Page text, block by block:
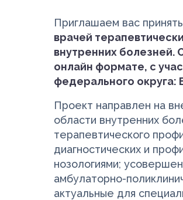
Приглашаем вас
врачей
внутренних болезней.
онлайн формате, с
федерального округа:
Проект направлен на
области внутренних
терапевтического
диагностических и
нозологиями;
амбулаторно-
актуальные для